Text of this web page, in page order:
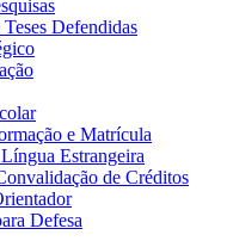
Defendidas
e Matrícula
Estrangeira
de Créditos
Defesa